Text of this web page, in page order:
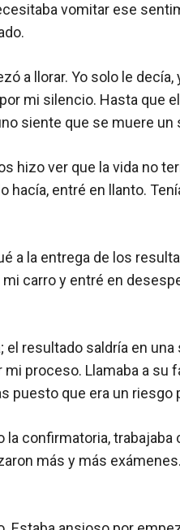
vomitar ese
a llorar. Yo solo le
mi silencio. Hasta que
siente que se muere un
hizo ver que la vida no
entré en llanto.
a la entrega de los
carro y entré en
resultado saldría en
proceso. Llamaba a
puesto que era un riesgo
confirmatoria,
más y más